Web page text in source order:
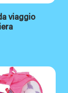
viaggio